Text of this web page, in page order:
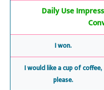
Daily Use
I won.
I would like a cup of coffee,
please.